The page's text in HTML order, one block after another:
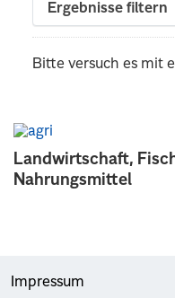
Landwirtschaft,
Nahrungsmittel
Ergebnisse filtern
Bitte versuch es mit
Impressum